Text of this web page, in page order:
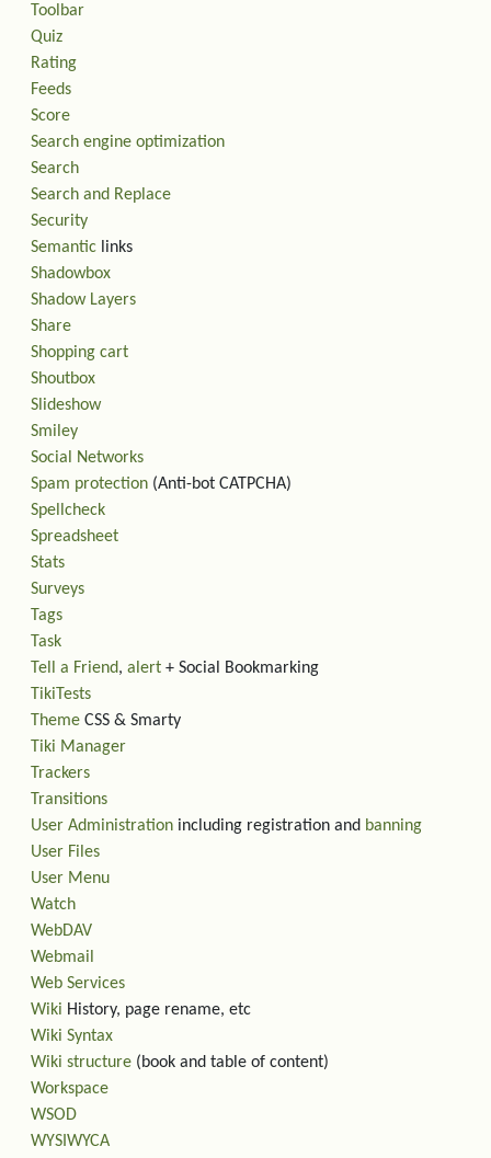
Toolbar
Quiz
Rating
Feeds
Score
Search engine optimization
Search
Search and Replace
Security
Semantic links
Shadowbox
Shadow Layers
Share
Shopping cart
Shoutbox
Slideshow
Smiley
Social Networks
Spam protection (Anti-bot CATPCHA)
Spellcheck
Spreadsheet
Stats
Surveys
Tags
Task
Tell a Friend, alert + Social Bookmarking
TikiTests
Theme CSS & Smarty
Tiki Manager
Trackers
Transitions
User Administration including registration and banning
User Files
User Menu
Watch
WebDAV
Webmail
Web Services
Wiki History, page rename, etc
Wiki Syntax
Wiki structure (book and table of content)
Workspace
WSOD
WYSIWYCA